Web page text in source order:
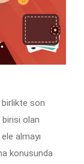
birlikte son
birisi olan
almayı
konusunda